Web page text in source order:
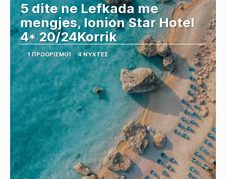
5 dite ne Lefkada me
mengjes, Ionion Star Hotel
4* 20/24Korrik
1 ΠΡΟΟΡΙΣΜΟΊ 4 ΝΎΧΤΕΣ